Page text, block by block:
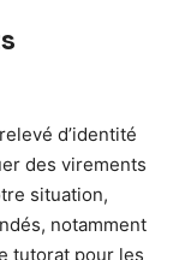
d’identité
des virements
situation,
notamment
tutorat pour les